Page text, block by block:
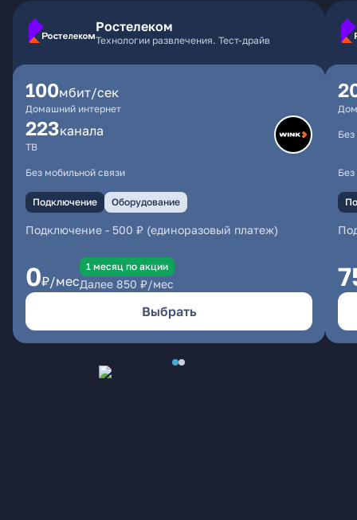
Ростелеком
Технологии развлечения. Тест-драйв
100мбит/сек
Домашний интернет
223каналa
ТВ
Без мобильной связи
Подключение Оборудование
Подключение - 500 ₽ (единоразовый платеж)
0₽/мес
1 месяц по акции
Далее 850 ₽/мес
Выбрать